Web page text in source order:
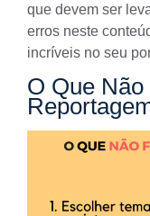
que devem ser
erros neste
incríveis no seu
O Que